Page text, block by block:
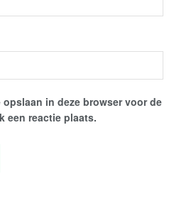
in deze browser voor de
een reactie plaats.